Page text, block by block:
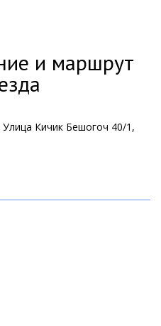
и маршрут
Улица Кичик Бешогоч 40/1,